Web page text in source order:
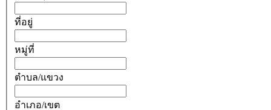
ที่อยู่
หมู่ที่
ตำบล/แขวง
อำเภอ/เขต